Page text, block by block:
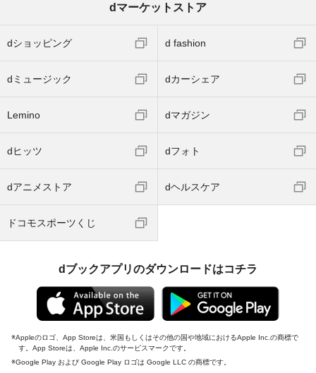
dマーケットストア
dショッピング d fashion
dミュージック dカーシェア
Lemino dマガジン
dヒッツ dフォト
dアニメストア dヘルスケア
ドコモスポーツくじ
dブックアプリのダウンロードはコチラ
Appleのロゴ、App Storeは、米国もしくはその他の国や地域におけるApple Inc.の商標で
す。App Storeは、Apple Inc.のサービスマークです。
Google Play および Google Play ロゴは Google LLC の商標です。